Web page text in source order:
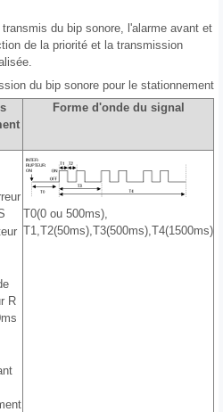
du bip sonore, l'alarme avant et
de la priorité et la transmission
du bip sonore pour le stationnement
Forme d'onde du signal
R
T0(0 ou 500ms),
T1,T2(50ms),T3(500ms),T4(1500ms)